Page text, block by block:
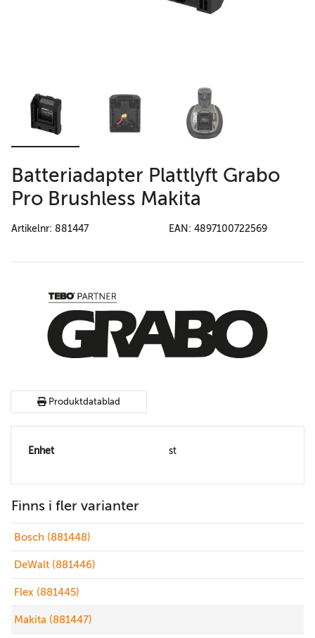
Batteriadapter Plattlyft Grabo
Pro Brushless Makita
Artikelnr: 881447 EAN: 4897100722569
Produktdatablad
Enhet st
Finns i fler varianter
Bosch (881448)
DeWalt (881446)
Flex (881445)
Makita (881447)